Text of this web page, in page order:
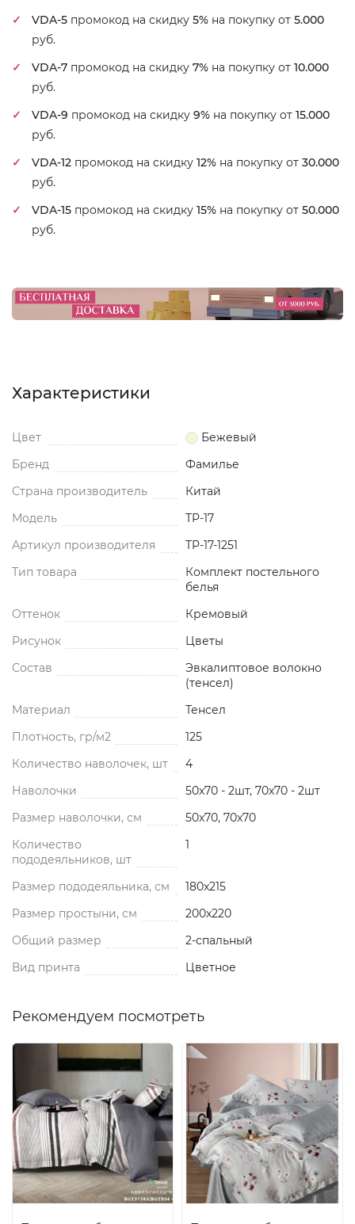
VDA-5 промокод на скидку 5% на покупку от 5.000
руб.
VDA-7 промокод на скидку 7% на покупку от 10.000
руб.
VDA-9 промокод на скидку 9% на покупку от 15.000
руб.
VDA-12 промокод на скидку 12% на покупку от 30.000
руб.
VDA-15 промокод на скидку 15% на покупку от 50.000
руб.
Характеристики
Цвет
Бежевый
Бренд
Фамилье
Страна производитель
Китай
Модель
TP-17
Артикул производителя
TP-17-1251
Тип товара
Комплект постельного
белья
Оттенок
Кремовый
Рисунок
Цветы
Состав
Эвкалиптовое волокно
(тенсел)
Материал
Тенсел
Плотность, гр/м2
125
Количество наволочек, шт
4
Наволочки
50x70 - 2шт, 70x70 - 2шт
Размер наволочки, см
50x70, 70x70
Количество
пододеяльников, шт
1
Размер пододеяльника, см
180x215
Размер простыни, см
200x220
Общий размер
2-спальный
Вид принта
Цветное
Рекомендуем посмотреть